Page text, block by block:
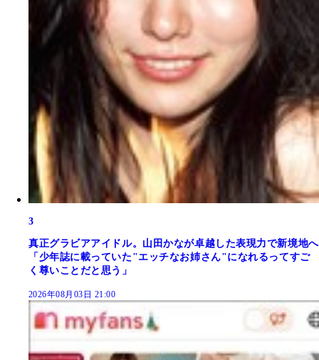
3
真正グラビアアイドル。山田かなが卓越した表現力で新境地へ
「少年誌に載っていた"エッチなお姉さん"になれるってすご
く尊いことだと思う」
2026年08月03日 21:00